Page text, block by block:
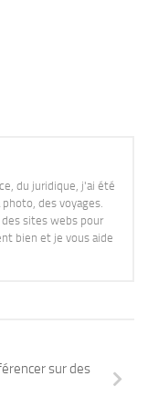
du juridique, j'ai été
des voyages.
des sites webs pour
bien et je vous aide
sur des